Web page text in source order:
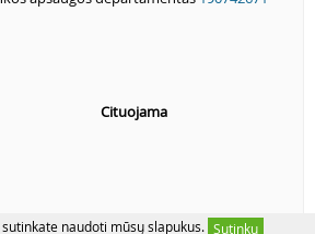
naudoti mūsų slapukus. Sutinku
Cituojama